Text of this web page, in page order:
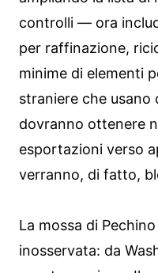
controlli — ora
per raffinazione,
minime di elementi
straniere che usano
dovranno ottenere
esportazioni verso
verranno, di fatto,
La mossa di
inosservata: da